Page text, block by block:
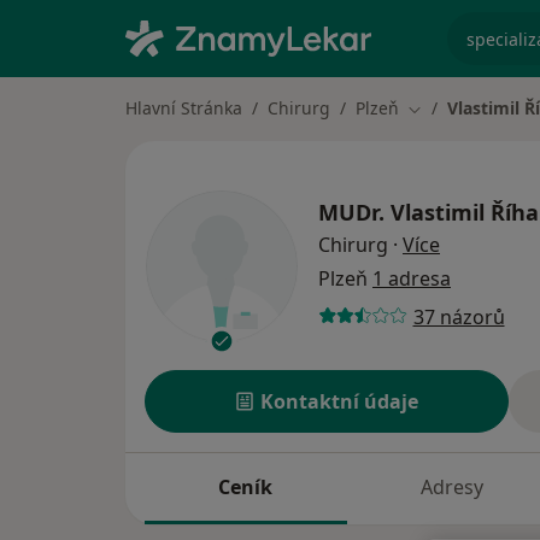
Hlavní Stránka Chirurg Plzeň Změna města
Vlastimil
MUDr. Vlastimil Říha
Chirurg · Více
Plzeň 1 adresa
37 názorů
Kontaktní údaje
Ceník Adresy